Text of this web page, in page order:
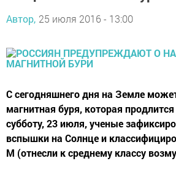
Автор, 25 июля 2016 - 13:00
С сегодняшнего дня на Земле
магнитная буря, которая
субботу, 23 июля, ученые
вспышки на Солнце и
М (отнесли к среднему классу